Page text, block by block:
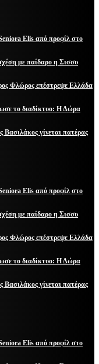
Elis από προφίλ στο
με παίδαρο η Σισσυ
Φλώρος επέστρεψε Ελλάδα
το διαδίκτυο: Η Δώρα
γίνεται πατέρας
Elis από προφίλ στο
με παίδαρο η Σισσυ
Φλώρος επέστρεψε Ελλάδα
το διαδίκτυο: Η Δώρα
γίνεται πατέρας
Elis από προφίλ στο